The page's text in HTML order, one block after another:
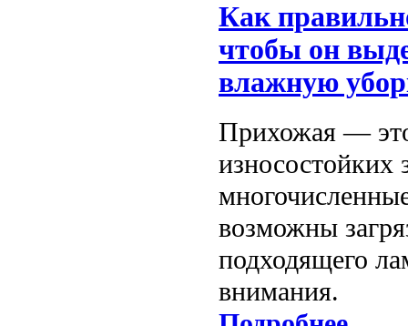
Как
чтобы он
влажную
Прихожая —
износостойких
возможны
подходящего
внимания.